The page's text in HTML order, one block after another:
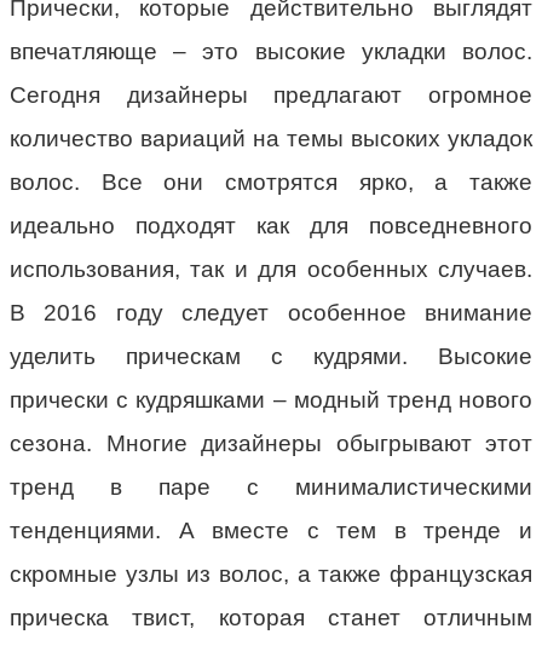
Прически, которые действительно выглядят
впечатляюще – это высокие укладки волос.
Сегодня дизайнеры предлагают огромное
количество вариаций на темы высоких укладок
волос. Все они смотрятся ярко, а также
идеально подходят как для повседневного
использования, так и для особенных случаев.
В 2016 году следует особенное внимание
уделить прическам с кудрями. Высокие
прически с кудряшками – модный тренд нового
сезона. Многие дизайнеры обыгрывают этот
тренд в паре с минималистическими
тенденциями. А вместе с тем в тренде и
скромные узлы из волос, а также французская
прическа твист, которая станет отличным